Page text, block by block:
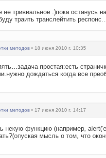
не тривиальное :)пока останусь
траить транслейтить
методов • 18 июня 2010 г. 10:35
простая:есть
дождаться когда все
методов • 17 июня 2010 г. 14:17
некую функцию (например,
мысль о том, что